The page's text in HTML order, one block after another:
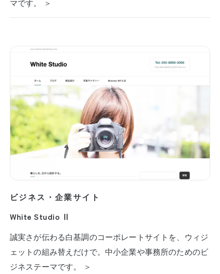
マです。 ＞
ビジネス・企業サイト
White Studio Ⅱ
誠実さが伝わる白基調のコーポレートサイトを、ウィジ
ェットの組み替えだけで。中小企業や事務所のためのビ
ジネステーマです。 ＞